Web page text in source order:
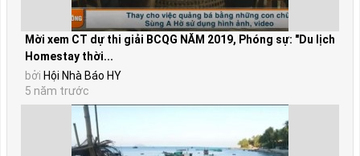
Mời xem CT dự thi giải BCQG NĂM 2019, Phóng sự: "Du lịch
Homestay thời...
bởi Hội Nhà Báo HY
5 năm trước